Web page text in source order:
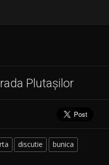
Plutașilor
discutie
bunica